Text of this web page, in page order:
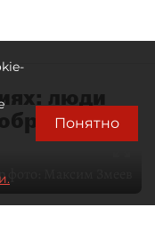
люди
фото:
Понятно